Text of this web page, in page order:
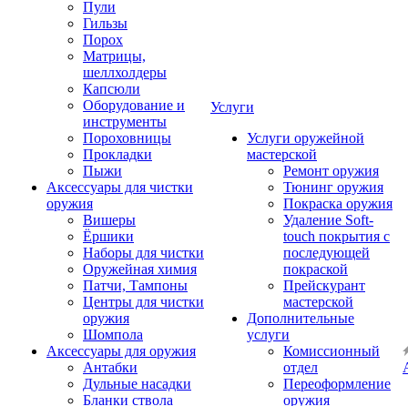
Пули
Гильзы
Порох
Матрицы,
шеллхолдеры
Капсюли
Оборудование и
инструменты
Пороховницы
Прокладки
Пыжи
Аксессуары для чистки
оружия
Вишеры
Ёршики
Наборы для чистки
Оружейная химия
Патчи, Тампоны
Центры для чистки
оружия
Шомпола
Аксессуары для оружия
Антабки
Дульные насадки
Бланки ствола
Услуги
Услуги оружейной
мастерской
Ремонт оружия
Тюнинг оружия
Покраска оружия
Удаление Soft-
touch покрытия с
последующей
покраской
Прейскурант
мастерской
Дополнительные
услуги
Комиссионный
отдел
Переоформление
оружия